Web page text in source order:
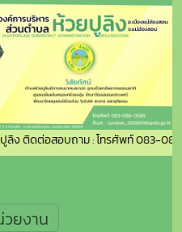
ติดต่อสอบถาม : โทรศัพท์ 083-086-
ยงาน